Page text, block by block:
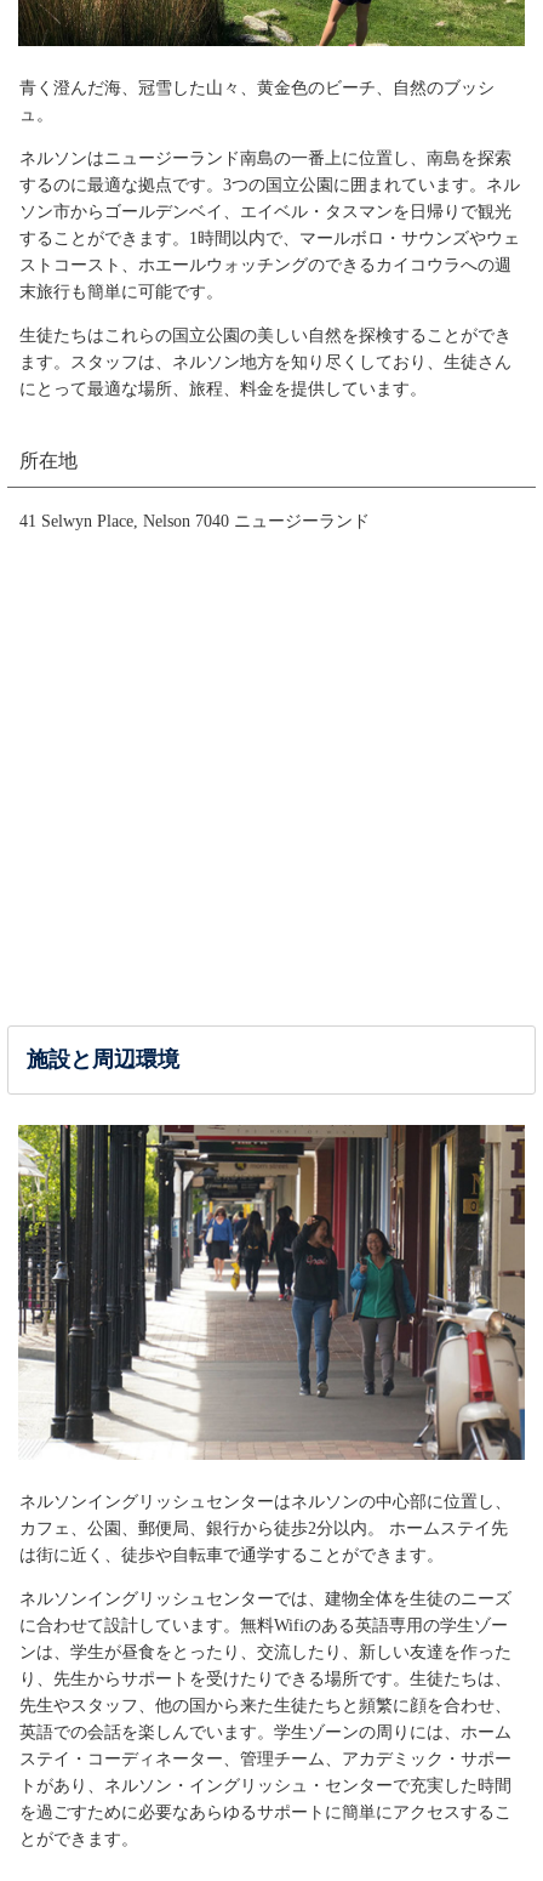
青く澄んだ海、冠雪した山々、黄金色のビーチ、自然のブッシ
ュ。
ネルソンはニュージーランド南島の一番上に位置し、南島を探索
するのに最適な拠点です。3つの国立公園に囲まれています。ネル
ソン市からゴールデンベイ、エイベル・タスマンを日帰りで観光
することができます。1時間以内で、マールボロ・サウンズやウェ
ストコースト、ホエールウォッチングのできるカイコウラへの週
末旅行も簡単に可能です。
生徒たちはこれらの国立公園の美しい自然を探検することができ
ます。スタッフは、ネルソン地方を知り尽くしており、生徒さん
にとって最適な場所、旅程、料金を提供しています。
所在地
41 Selwyn Place, Nelson 7040 ニュージーランド
施設と周辺環境
ネルソンイングリッシュセンターはネルソンの中心部に位置し、
カフェ、公園、郵便局、銀行から徒歩2分以内。 ホームステイ先
は街に近く、徒歩や自転車で通学することができます。
ネルソンイングリッシュセンターでは、建物全体を生徒のニーズ
に合わせて設計しています。無料Wifiのある英語専用の学生ゾー
ンは、学生が昼食をとったり、交流したり、新しい友達を作った
り、先生からサポートを受けたりできる場所です。生徒たちは、
先生やスタッフ、他の国から来た生徒たちと頻繁に顔を合わせ、
英語での会話を楽しんでいます。学生ゾーンの周りには、ホーム
ステイ・コーディネーター、管理チーム、アカデミック・サポー
トがあり、ネルソン・イングリッシュ・センターで充実した時間
を過ごすために必要なあらゆるサポートに簡単にアクセスするこ
とができます。